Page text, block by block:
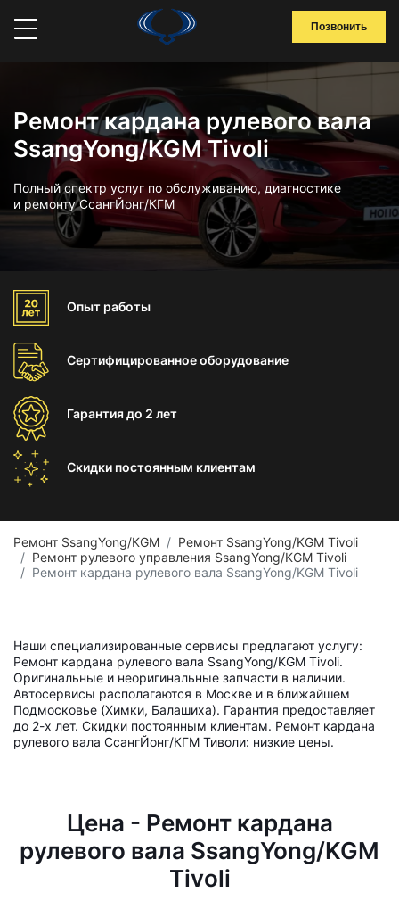
Позвонить
Ремонт кардана рулевого вала
SsangYong/KGM Tivoli
Полный спектр услуг по обслуживанию, диагностике
и ремонту СсангЙонг/КГМ
Опыт работы
Сертифицированноеоборудование
Гарантиядо 2 лет
Скидки постоянным клиентам
Ремонт SsangYong/KGM
Ремонт SsangYong/KGM Tivoli
Ремонт рулевого управления SsangYong/KGM Tivoli
Ремонт кардана рулевого вала SsangYong/KGM Tivoli
Наши специализированные сервисы предлагают услугу:
Ремонт кардана рулевого вала SsangYong/KGM Tivoli.
Оригинальные и неоригинальные запчасти в наличии.
Автосервисы располагаются в Москве и в ближайшем
Подмосковье (Химки, Балашиха). Гарантия предоставляет
до 2-х лет. Скидки постоянным клиентам. Ремонт кардана
рулевого вала СсангЙонг/КГМ Тиволи: низкие цены.
Цена - Ремонт кардана
рулевого вала SsangYong/KGM
Tivoli